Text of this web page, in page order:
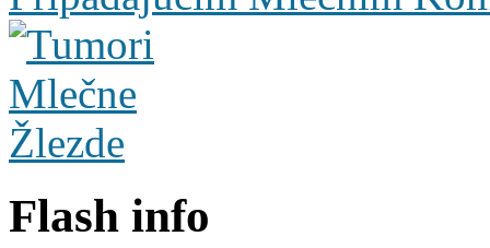
Flash info